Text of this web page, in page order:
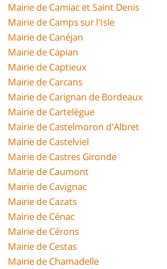
Mairie de Camiac et Saint Denis
Mairie de Camps sur l'Isle
Mairie de Canéjan
Mairie de Capian
Mairie de Captieux
Mairie de Carcans
Mairie de Carignan de Bordeaux
Mairie de Cartelègue
Mairie de Castelmoron d'Albret
Mairie de Castelviel
Mairie de Castres Gironde
Mairie de Caumont
Mairie de Cavignac
Mairie de Cazats
Mairie de Cénac
Mairie de Cérons
Mairie de Cestas
Mairie de Chamadelle